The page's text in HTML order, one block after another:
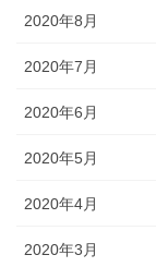
2020年8月
2020年7月
2020年6月
2020年5月
2020年4月
2020年3月